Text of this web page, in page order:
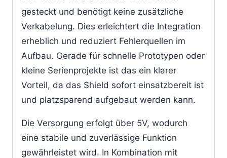
gesteckt und benötigt keine zusätzliche
Verkabelung. Dies erleichtert die Integration
erheblich und reduziert Fehlerquellen im
Aufbau. Gerade für schnelle Prototypen oder
kleine Serienprojekte ist das ein klarer
Vorteil, da das Shield sofort einsatzbereit ist
und platzsparend aufgebaut werden kann.
Die Versorgung erfolgt über 5V, wodurch
eine stabile und zuverlässige Funktion
gewährleistet wird. In Kombination mit